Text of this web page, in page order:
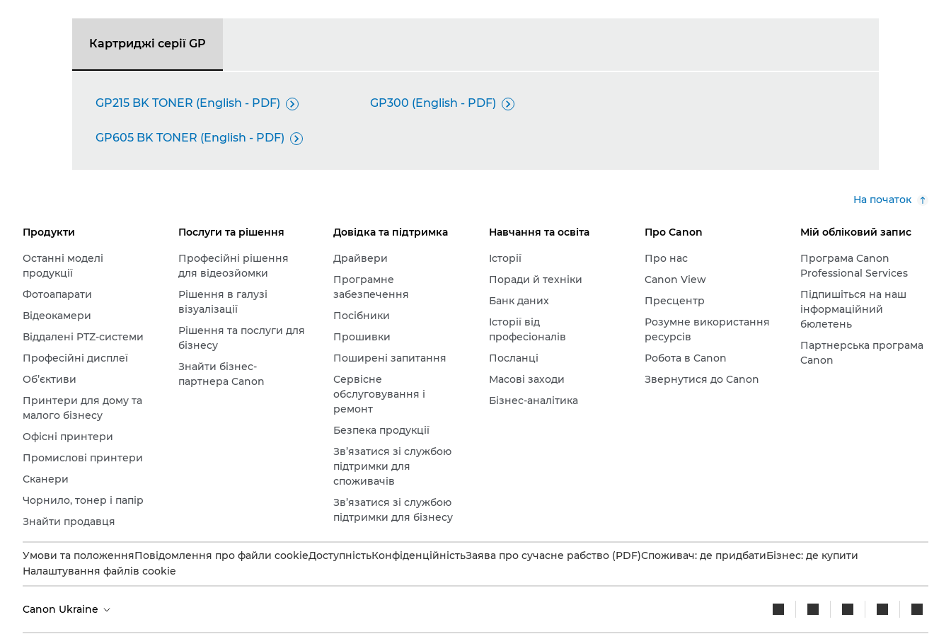
Картриджі серії GP
GP215 BK TONER (English - PDF)  GP300 (English - PDF) 
GP605 BK TONER (English - PDF) 
На початок
Продукти
Останні моделі
продукції
Фотоапарати
Відеокамери
Віддалені PTZ-системи
Професійні дисплеї
Об’єктиви
Принтери для дому та
малого бізнесу
Офісні принтери
Промислові принтери
Сканери
Чорнило, тонер і папір
Знайти продавця
Послуги та рішення
Професійні рішення
для відеозйомки
Рішення в галузі
візуалізації
Рішення та послуги для
бізнесу
Знайти бізнес-
партнера Canon
Довідка та підтримка
Драйвери
Програмне
забезпечення
Посібники
Прошивки
Поширені запитання
Сервісне
обслуговування і
ремонт
Безпека продукції
Зв’язатися зі службою
підтримки для
споживачів
Зв’язатися зі службою
підтримки для бізнесу
Навчання та освіта
Історії
Поради й техніки
Банк даних
Історії від
професіоналів
Посланці
Масові заходи
Бізнес-аналітика
Про Canon
Про нас
Canon View
Пресцентр
Розумне використання
ресурсів
Робота в Canon
Звернутися до Canon
Мій обліковий запис
Програма Canon
Professional Services
Підпишіться на наш
інформаційний
бюлетень
Партнерська програма
Canon
Умови та положенняПовідомлення про файли cookieДоступністьКонфіденційністьЗаява про сучасне рабство (PDF)Споживач: де придбатиБізнес: де купити
Налаштування файлів cookie
Canon Ukraine